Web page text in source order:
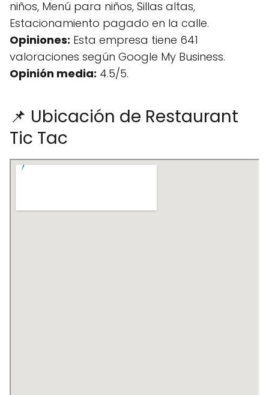
niños, Menú para niños, Sillas altas,
Estacionamiento pagado en la calle.
Opiniones: Esta empresa tiene 641
valoraciones según Google My Business.
Opinión media: 4.5/5.
📌 Ubicación de Restaurant
Tic Tac